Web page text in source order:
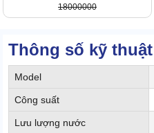
18000000
Thông số kỹ thuật
Model
Công suất
Lưu lượng nước